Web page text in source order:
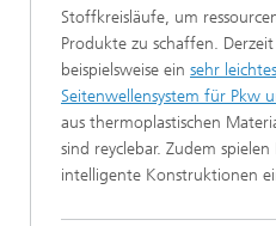
Stoffkreisläufe, um
Produkte zu schaffen.
beispielsweise ein sehr
Seitenwellensystem für Pkw
aus thermoplastischen
sind reyclebar. Zudem
intelligente Konstruktionen